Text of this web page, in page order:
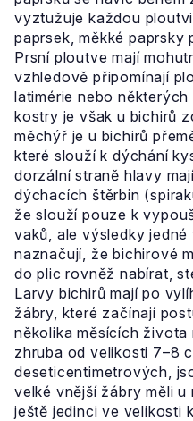
vyztužuje každou
paprsek, měkké paprsky
Prsní ploutve mají
vzhledově připomínají
latimérie nebo
kostry je však u bichirů
měchýř je u bichirů
které slouží k dýchání
dorzální straně hlavy
dýchacích štěrbin
že slouží pouze k
vaků, ale výsledky
naznačují, že bichirové
do plic rovněž nabírat,
Larvy bichirů mají po
žábry, které začínají
několika měsících života
zhruba od velikosti 7–8
deseticentimetrových,
velké vnější žábry měli
ještě jedinci ve velikosti